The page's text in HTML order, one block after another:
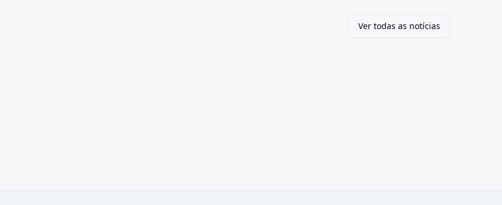
Ver todas as notícias